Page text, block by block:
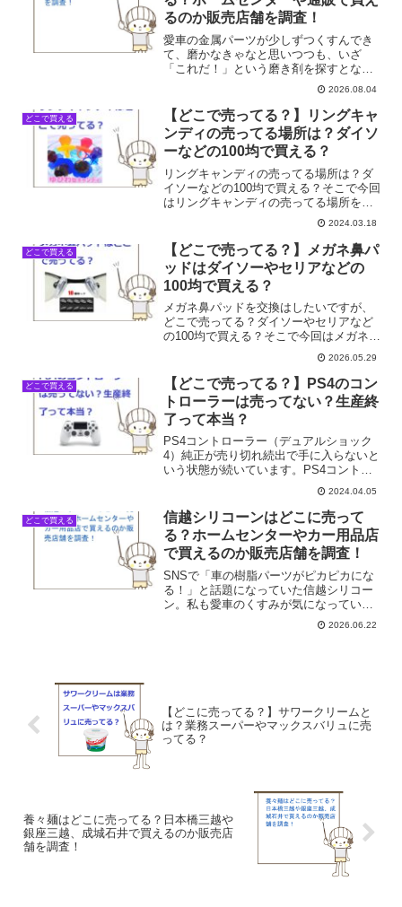
るのか販売店舗を調査！
愛車の金属パーツが少しずつくすんでき
て、磨かなきゃなと思いつつも、いざ
「これだ！」という磨き剤を探すとなる
と意外と迷うものです。ネットで評判の
良いブルーマジックの名前を聞いて、休
日にふらっとカー用品店やホームセンタ
ーを覗いてみたことはありま...
2026.08.04
どこで買える
【どこで売ってる？】リングキャ
ンディの売ってる場所は？ダイソ
ーなどの100均で買える？
リングキャンディの売ってる場所は？ダ
イソーなどの100均で買える？そこで今回
はリングキャンディの売ってる場所を調
2024.03.18
どこで買える
【どこで売ってる？】メガネ鼻パ
ッドはダイソーやセリアなどの
100均で買える？
メガネ鼻パッドを交換はしたいですが、
どこで売ってる？ダイソーやセリアなど
の100均で買える？そこで今回はメガネ鼻
パッドの売ってる場所を調べてみまし
2026.05.29
どこで買える
【どこで売ってる？】PS4のコン
トローラーは売ってない？生産終
了って本当？
PS4コントローラー（デュアルショック
4）純正が売り切れ続出で手に入らないと
いう状態が続いています。PS4コントロ
ーラーは生産終了って本当？売ってる場
所は？そこで今回はPS4コントローラー
の売ってる場所を調べてみました。
2024.04.05
どこで買える
信越シリコーンはどこに売って
る？ホームセンターやカー用品店
で買えるのか販売店舗を調査！
SNSで「車の樹脂パーツがピカピカにな
る！」と話題になっていた信越シリコー
ン。私も愛車のくすみが気になっていた
ので、これは試してみたい！と強く思い
ました。でも、いざ買おうと思った時に
2026.06.22
【どこに売ってる？】サワークリームと
は？業務スーパーやマックスバリュに売
ってる？
養々麺はどこに売ってる？日本橋三越や
銀座三越、成城石井で買えるのか販売店
舗を調査！